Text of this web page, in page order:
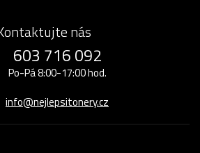
nás
603 716 092
Po-Pá 8:00-17:00 hod.
info@nejlepsitonery.cz